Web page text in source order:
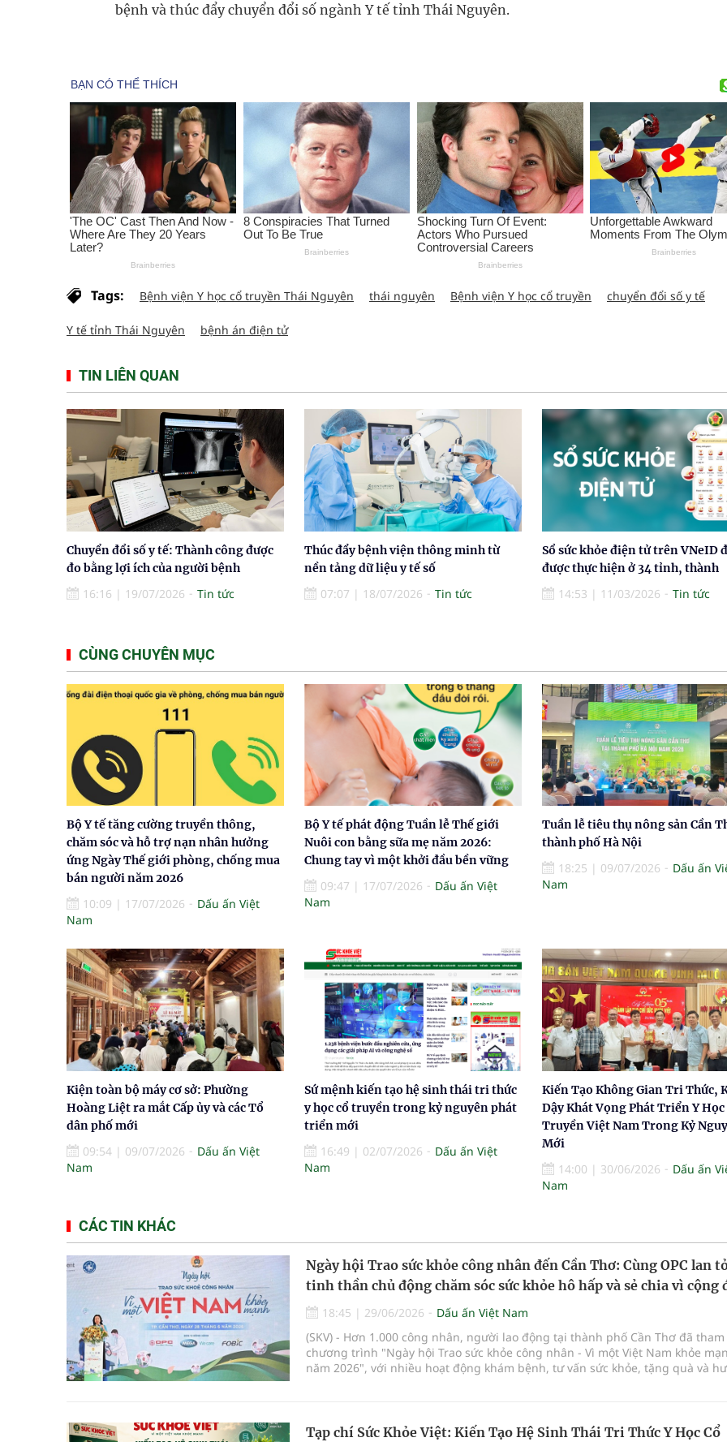
bệnh và thúc đẩy chuyển đổi số ngành Y tế tỉnh Thái Nguyên.
Tags: Bệnh viện Y học cổ truyền Thái Nguyên thái nguyên Bệnh viện Y học cổ truyền chuyển đổi số y tế
Y tế tỉnh Thái Nguyên bệnh án điện tử
TIN LIÊN QUAN
Chuyển đổi số y tế: Thành công được
đo bằng lợi ích của người bệnh
16:16 | 19/07/2026 Tin tức
Thúc đẩy bệnh viện thông minh từ
nền tảng dữ liệu y tế số
07:07 | 18/07/2026 Tin tức
Sổ sức khỏe điện tử trên VNeID
được thực hiện ở 34 tỉnh, thành
14:53 | 11/03/2026 Tin tức
CÙNG CHUYÊN MỤC
Bộ Y tế tăng cường truyền thông,
chăm sóc và hỗ trợ nạn nhân hưởng
ứng Ngày Thế giới phòng, chống mua
bán người năm 2026
10:09 | 17/07/2026
Dấu ấn Việt
Nam
Bộ Y tế phát động Tuần lễ Thế giới
Nuôi con bằng sữa mẹ năm 2026:
Chung tay vì một khởi đầu bền vững
09:47 | 17/07/2026
Dấu ấn Việt
Nam
Tuần lễ tiêu thụ nông sản Cần
thành phố Hà Nội
18:25 | 09/07/2026
Dấu ấn
Nam
Kiện toàn bộ máy cơ sở: Phường
Hoàng Liệt ra mắt Cấp ủy và các Tổ
dân phố mới
09:54 | 09/07/2026
Dấu ấn Việt
Nam
Sứ mệnh kiến tạo hệ sinh thái tri thức
y học cổ truyền trong kỷ nguyên phát
triển mới
16:49 | 02/07/2026
Dấu ấn Việt
Nam
Kiến Tạo Không Gian Tri Thức,
Dậy Khát Vọng Phát Triển Y Học
Truyền Việt Nam Trong Kỷ
Mới
14:00 | 30/06/2026
Dấu ấn
Nam
CÁC TIN KHÁC
Ngày hội Trao sức khỏe công nhân đến Cần Thơ: Cùng OPC lan
tinh thần chủ động chăm sóc sức khỏe hô hấp và sẻ chia vì cộng
18:45 | 29/06/2026
Dấu ấn Việt Nam
(SKV) - Hơn 1.000 công nhân, người lao động tại thành phố Cần Thơ đã
chương trình "Ngày hội Trao sức khỏe công nhân - Vì một Việt Nam khỏe
năm 2026", với nhiều hoạt động khám bệnh, tư vấn sức khỏe, tặng quà và
Tạp chí Sức Khỏe Việt: Kiến Tạo Hệ Sinh Thái Tri Thức Y Học Cổ